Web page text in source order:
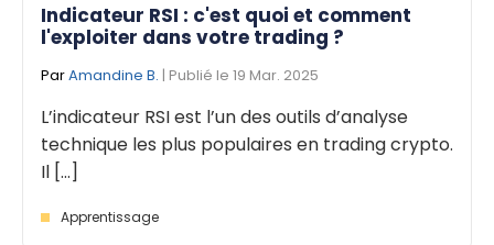
Indicateur RSI : c'est quoi et comment
l'exploiter dans votre trading ?
ParAmandine B. | Publié le 19 Mar. 2025
L’indicateur RSI est l’un des outils d’analyse
technique les plus populaires en trading crypto.
Il [...]
Apprentissage